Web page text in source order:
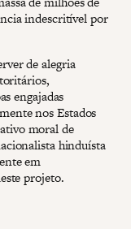
indescritível por
de alegria
engajadas
nos Estados
moral de
hinduísta
em
projeto.